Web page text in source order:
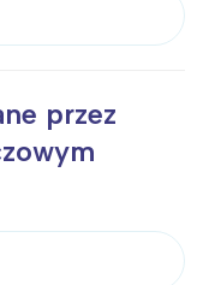
przez